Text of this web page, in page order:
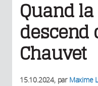
Quand
descend
Chauvet
15.10.2024, par Maxime